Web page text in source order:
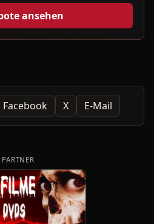
ansehen
Facebook X E-Mail
PARTNER